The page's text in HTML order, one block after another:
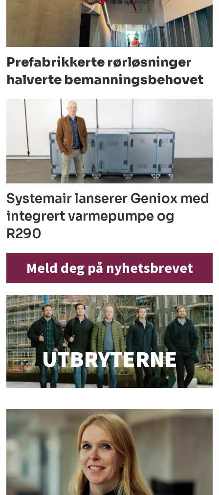
Prefabrikkerte rørløsninger
halverte bemanningsbehovet
Systemair lanserer Geniox med
integrert varmepumpe og
R290
Meld deg på nyhetsbrevet
UTBRYTERNE